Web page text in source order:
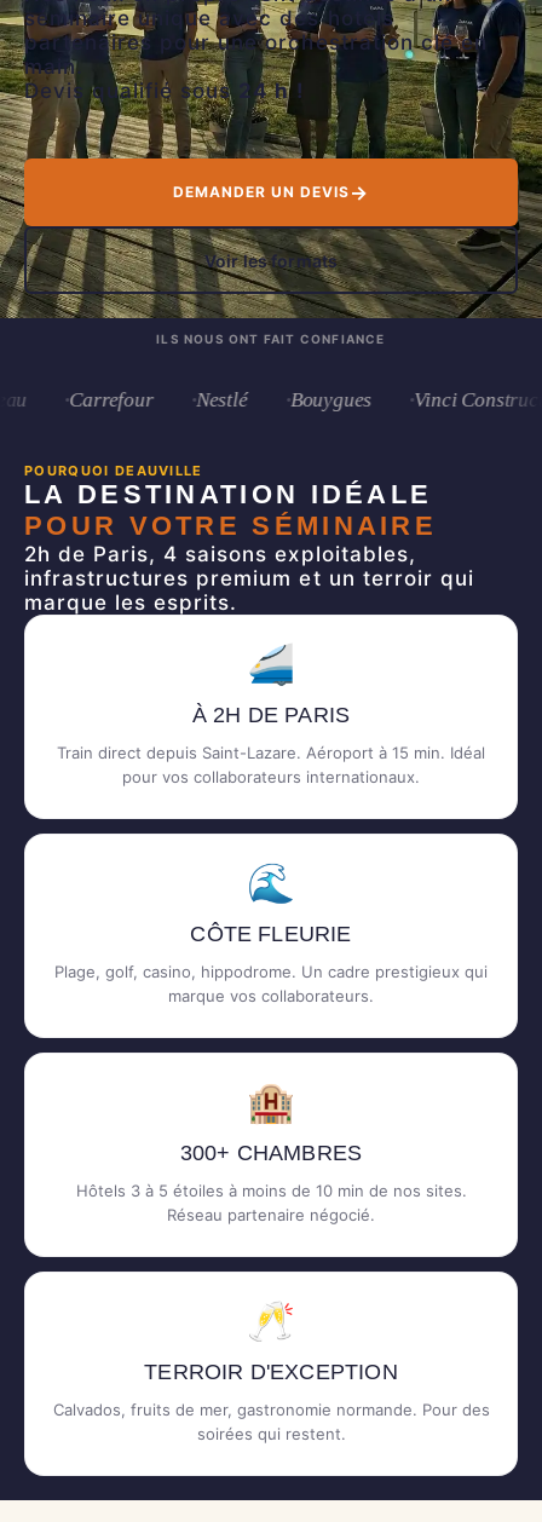
séminaire unique avec des hotels
partenaires pour une orchestration clé en
main.
Devis qualifié sous
24 h !
DEMANDER UN DEVIS →
Voir les formats
ILS NOUS ONT FAIT CONFIANCE
Carrefour Nestlé Bouygues Vinci Construction
POURQUOI DEAUVILLE
LA DESTINATION IDÉALE
POUR VOTRE SÉMINAIRE
2h de Paris, 4 saisons exploitables,
infrastructures premium et un terroir qui
marque les esprits.
🚄
À 2H DE PARIS
Train direct depuis Saint-Lazare. Aéroport à 15 min. Idéal
pour vos collaborateurs internationaux.
🌊
CÔTE FLEURIE
Plage, golf, casino, hippodrome. Un cadre prestigieux qui
marque vos collaborateurs.
🏨
300+ CHAMBRES
Hôtels 3 à 5 étoiles à moins de 10 min de nos sites.
Réseau partenaire négocié.
🥂
TERROIR D'EXCEPTION
Calvados, fruits de mer, gastronomie normande. Pour des
soirées qui restent.